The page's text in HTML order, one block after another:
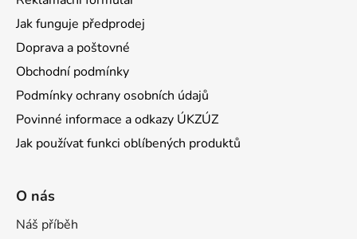
Jak funguje předprodej
Doprava a poštovné
Obchodní podmínky
Podmínky ochrany osobních údajů
Povinné informace a odkazy ÚKZÚZ
Jak používat funkci oblíbených produktů
O nás
Náš příběh